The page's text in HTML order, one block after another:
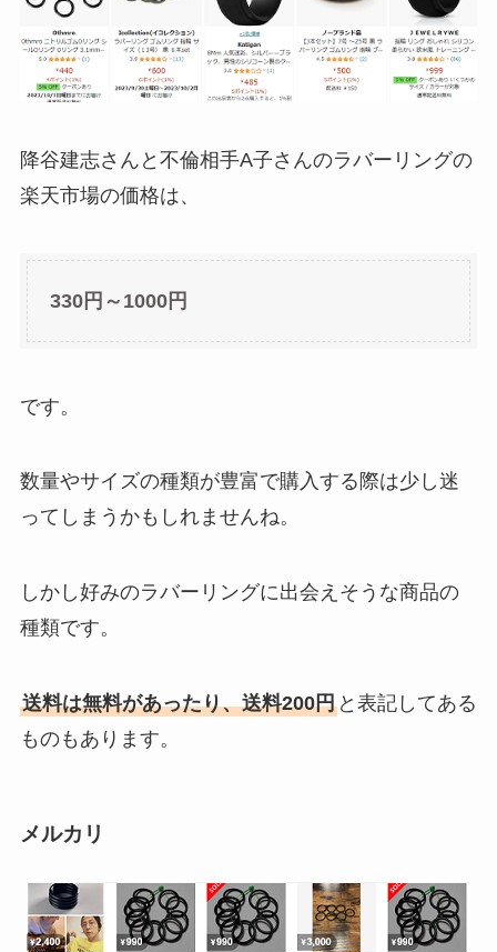
降谷建志さんと不倫相手A子さんのラバーリングの
楽天市場の価格は、
330円～1000円
です。
数量やサイズの種類が豊富で購入する際は少し迷
ってしまうかもしれませんね。
しかし好みのラバーリングに出会えそうな商品の
種類です。
送料は無料があったり、送料200円と表記してある
ものもあります。
メルカリ